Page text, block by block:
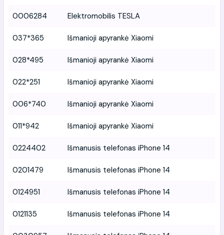
0006284 Elektromobilis TESLA
037*365 Išmanioji apyrankė Xiaomi
028*495 Išmanioji apyrankė Xiaomi
022*251 Išmanioji apyrankė Xiaomi
006*740 Išmanioji apyrankė Xiaomi
011*942 Išmanioji apyrankė Xiaomi
0224402 Išmanusis telefonas iPhone 14
0201479 Išmanusis telefonas iPhone 14
0124951 Išmanusis telefonas iPhone 14
0121135 Išmanusis telefonas iPhone 14